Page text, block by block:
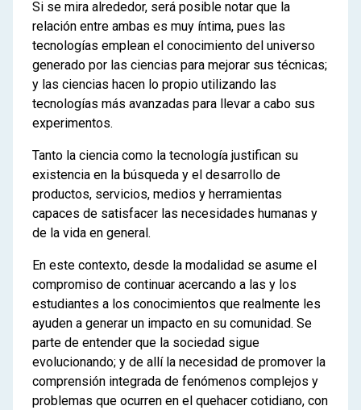
Si se mira alrededor, será posible notar que la
relación entre ambas es muy íntima, pues las
tecnologías emplean el conocimiento del universo
generado por las ciencias para mejorar sus técnicas;
y las ciencias hacen lo propio utilizando las
tecnologías más avanzadas para llevar a cabo sus
experimentos.
Tanto la ciencia como la tecnología justifican su
existencia en la búsqueda y el desarrollo de
productos, servicios, medios y herramientas
capaces de satisfacer las necesidades humanas y
de la vida en general.
En este contexto, desde la modalidad se asume el
compromiso de continuar acercando a las y los
estudiantes a los conocimientos que realmente les
ayuden a generar un impacto en su comunidad. Se
parte de entender que la sociedad sigue
evolucionando; y de allí la necesidad de promover la
comprensión integrada de fenómenos complejos y
problemas que ocurren en el quehacer cotidiano, con